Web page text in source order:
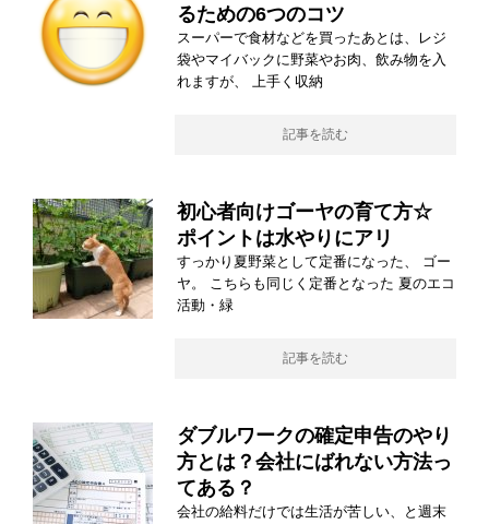
るための6つのコツ
スーパーで食材などを買ったあとは、レジ
袋やマイバックに野菜やお肉、飲み物を入
れますが、 上手く収納
記事を読む
初心者向けゴーヤの育て方☆
ポイントは水やりにアリ
すっかり夏野菜として定番になった、 ゴー
ヤ。 こちらも同じく定番となった 夏のエコ
活動・緑
記事を読む
ダブルワークの確定申告のやり
方とは？会社にばれない方法っ
てある？
会社の給料だけでは生活が苦しい、と週末